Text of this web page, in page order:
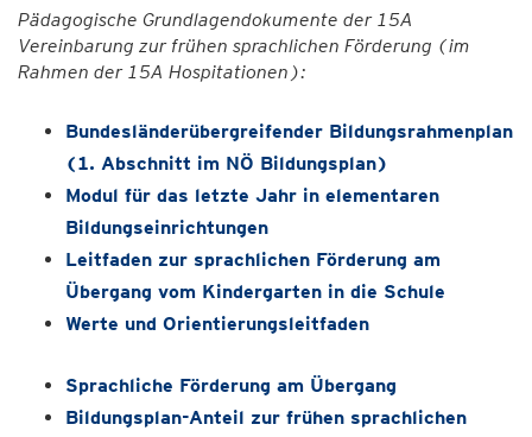
Pädagogische Grundlagendokumente der 15A
Vereinbarung zur frühen sprachlichen Förderung (im
Rahmen der 15A Hospitationen):
Bundesländerübergreifender Bildungsrahmenplan
(1. Abschnitt im NÖ Bildungsplan)
Modul für das letzte Jahr in elementaren
Bildungseinrichtungen
Leitfaden zur sprachlichen Förderung am
Übergang vom Kindergarten in die Schule
Werte und Orientierungsleitfaden
Sprachliche Förderung am Übergang
Bildungsplan-Anteil zur frühen sprachlichen